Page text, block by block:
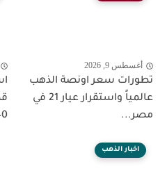
أغسطس 9, 2026
تطورات سعر اونصة الذهب
عالمياً واستقرار عيار 21 في
مصر...
اخبار الذهب